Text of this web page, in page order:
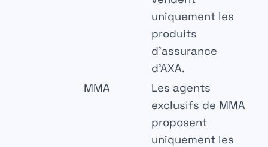
uniquement les
produits
d’assurance
d’AXA.
MMA
Les agents
exclusifs de MMA
proposent
uniquement les